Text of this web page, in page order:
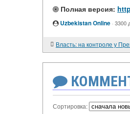
Полная версия:
Uzbekistan Online · 3300
Сортировка: